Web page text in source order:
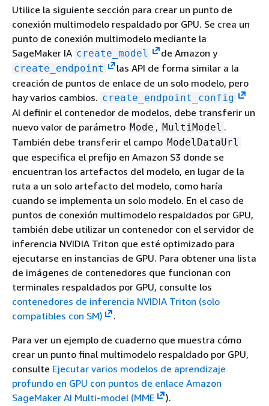
Utilice la siguiente sección para crear un punto de
conexión multimodelo respaldado por GPU. Se crea un
punto de conexión multimodelo mediante la
SageMaker IA create_model de Amazon y
create_endpoint
las API de forma similar a la
creación de puntos de enlace de un solo modelo, pero
hay varios cambios. create_endpoint_config
Al definir el contenedor de modelos, debe transferir un
nuevo valor de parámetro Mode , MultiModel .
También debe transferir el campo ModelDataUrl
que especifica el prefijo en Amazon S3 donde se
encuentran los artefactos del modelo, en lugar de la
ruta a un solo artefacto del modelo, como haría
cuando se implementa un solo modelo. En el caso de
puntos de conexión multimodelo respaldados por GPU,
también debe utilizar un contenedor con el servidor de
inferencia NVIDIA Triton que esté optimizado para
ejecutarse en instancias de GPU. Para obtener una lista
de imágenes de contenedores que funcionan con
terminales respaldados por GPU, consulte los
contenedores de inferencia NVIDIA Triton (solo
compatibles con SM)
.
Para ver un ejemplo de cuaderno que muestra cómo
crear un punto final multimodelo respaldado por GPU,
consulte Ejecutar varios modelos de aprendizaje
profundo en GPU con puntos de enlace Amazon
SageMaker AI Multi-model (MME
).